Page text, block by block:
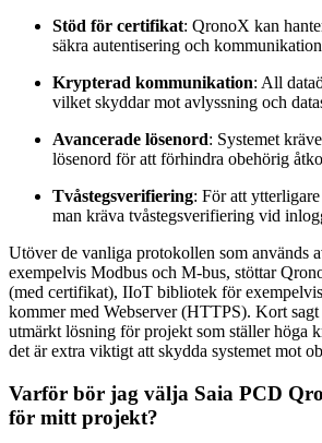
Stöd för certifikat: QronoX kan
säkra autentisering och
Krypterad kommunikation: All
vilket skyddar mot avlyssning och
Avancerade lösenord: Systemet
lösenord för att förhindra obehörig
Tvåstegsverifiering: För att
man kräva tvåstegsverifiering vid
Utöver de vanliga protokollen som används
exempelvis Modbus och M-bus, stöttar
(med certifikat), IIoT bibliotek för
kommer med Webserver (HTTPS). Kort
utmärkt lösning för projekt som ställer höga
det är extra viktigt att skydda systemet mot
Varför bör jag välja Saia PCD
för mitt projekt?